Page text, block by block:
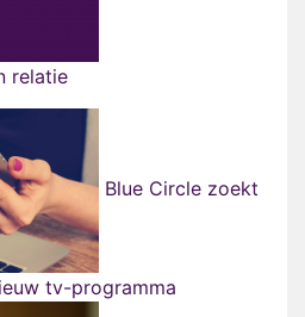
relatie
Blue Circle zoekt
tv-programma